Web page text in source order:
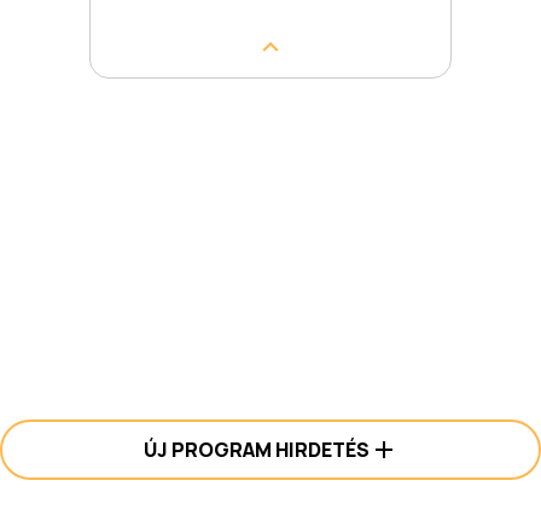
ÚJ PROGRAM HIRDETÉS